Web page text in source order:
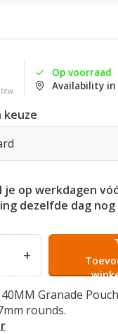
btw
Op voorraad
Availability
keuze
je op werkdagen
dezelfde dag nog
+
Granade
rounds.